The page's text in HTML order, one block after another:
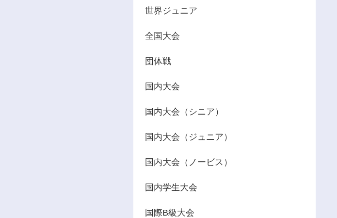
世界ジュニア
全国大会
団体戦
国内大会
国内大会（シニア）
国内大会（ジュニア）
国内大会（ノービス）
国内学生大会
国際B級大会